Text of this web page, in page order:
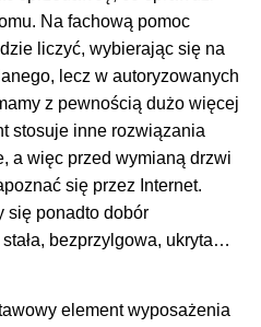
Na fachową pomoc
liczyć, wybierając się na
lecz w autoryzowanych
z pewnością dużo więcej
stosuje inne rozwiązania
a więc przed wymianą drzwi
się przez Internet.
się ponadto dobór
bezprzylgowa, ukryta…
element wyposażenia